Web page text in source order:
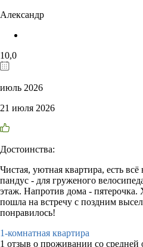
Александр
10,0
июль 2026
21 июля 2026
Достоинства:
Чистая, уютная квартира, есть
пандус - для груженого
этаж. Напротив дома - пятерочка.
пошла на встречу с поздним
понравилось!
1-комнатная квартира
1 отзыв о проживании со средней